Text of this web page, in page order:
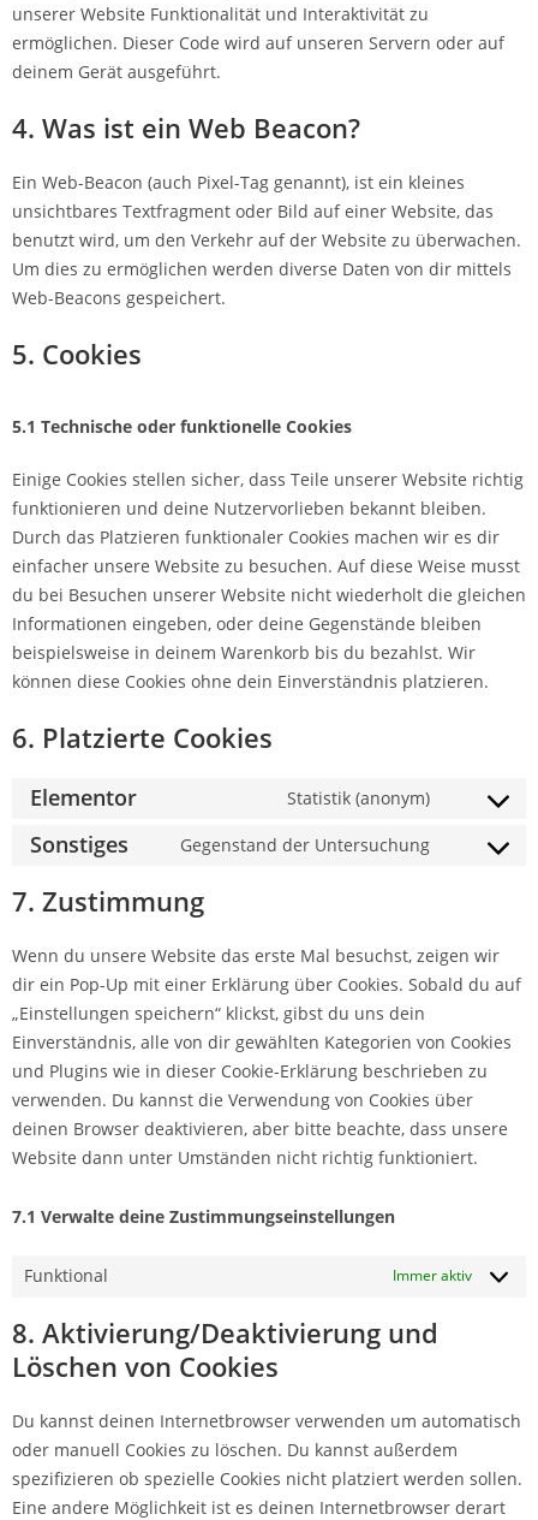
unserer Website Funktionalität und Interaktivität zu
ermöglichen. Dieser Code wird auf unseren Servern oder auf
deinem Gerät ausgeführt.
4. Was ist ein Web Beacon?
Ein Web-Beacon (auch Pixel-Tag genannt), ist ein kleines
unsichtbares Textfragment oder Bild auf einer Website, das
benutzt wird, um den Verkehr auf der Website zu überwachen.
Um dies zu ermöglichen werden diverse Daten von dir mittels
Web-Beacons gespeichert.
5. Cookies
5.1 Technische oder funktionelle Cookies
Einige Cookies stellen sicher, dass Teile unserer Website richtig
funktionieren und deine Nutzervorlieben bekannt bleiben.
Durch das Platzieren funktionaler Cookies machen wir es dir
einfacher unsere Website zu besuchen. Auf diese Weise musst
du bei Besuchen unserer Website nicht wiederholt die gleichen
Informationen eingeben, oder deine Gegenstände bleiben
beispielsweise in deinem Warenkorb bis du bezahlst. Wir
können diese Cookies ohne dein Einverständnis platzieren.
6. Platzierte Cookies
Elementor Statistik (anonym)
Sonstiges Gegenstand der Untersuchung
7. Zustimmung
Wenn du unsere Website das erste Mal besuchst, zeigen wir
dir ein Pop-Up mit einer Erklärung über Cookies. Sobald du auf
„Einstellungen speichern“ klickst, gibst du uns dein
Einverständnis, alle von dir gewählten Kategorien von Cookies
und Plugins wie in dieser Cookie-Erklärung beschrieben zu
verwenden. Du kannst die Verwendung von Cookies über
deinen Browser deaktivieren, aber bitte beachte, dass unsere
Website dann unter Umständen nicht richtig funktioniert.
7.1 Verwalte deine Zustimmungseinstellungen
Funktional Immer aktiv
8. Aktivierung/Deaktivierung und
Löschen von Cookies
Du kannst deinen Internetbrowser verwenden um automatisch
oder manuell Cookies zu löschen. Du kannst außerdem
spezifizieren ob spezielle Cookies nicht platziert werden sollen.
Eine andere Möglichkeit ist es deinen Internetbrowser derart